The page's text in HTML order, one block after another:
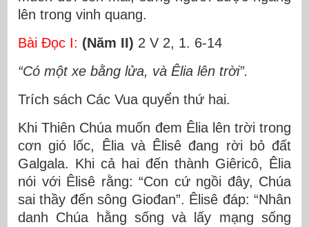
lên trong vinh quang.
Bài Ðọc I: (Năm II) 2 V 2, 1. 6-14
“Có một xe bằng lửa, và Êlia lên trời”.
Trích sách Các Vua quyển thứ hai.
Khi Thiên Chúa muốn đem Êlia lên trời trong
cơn gió lốc, Êlia và Êlisê đang rời bỏ đất
Galgala. Khi cả hai đến thành Giêricô, Êlia
nói với Êlisê rằng: “Con cứ ngồi đây, Chúa
sai thầy đến sông Giođan”. Êlisê đáp: “Nhân
danh Chúa hằng sống và lấy mạng sống